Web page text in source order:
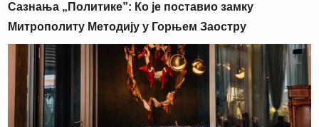
Сазнања „Политике”: Ко је поставио замку
Митрополиту Методију у Горњем Заостру